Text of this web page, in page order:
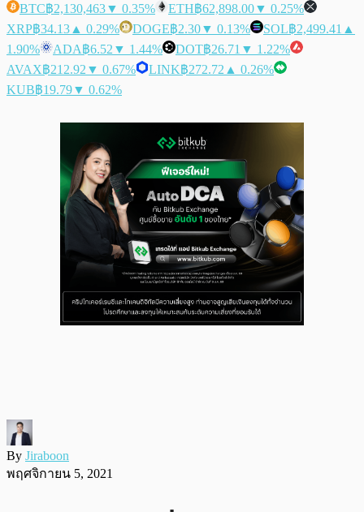
BTC฿2,130,463▼ 0.35% ETH฿62,898.00▼ 0.25%
XRP฿34.13 ▲ 0.29% DOGE฿2.30▼ 0.13% SOL฿2,499.41 ▲
1.90%
ADA฿6.52 ▼ 1.44% DOT฿26.71 ▼ 1.22%
AVAX฿212.92 ▼ 0.67% LINK฿272.72 ▲ 0.26%
KUB฿19.79▼ 0.62%
By Jiraboon
พฤศจิกายน 5, 2021